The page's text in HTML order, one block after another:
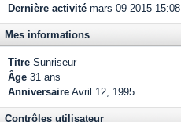
Dernière activité mars 09 2015 15:08
Mes informations
Titre Sunriseur
Âge 31 ans
Anniversaire Avril 12, 1995
Contrôles utilisateur